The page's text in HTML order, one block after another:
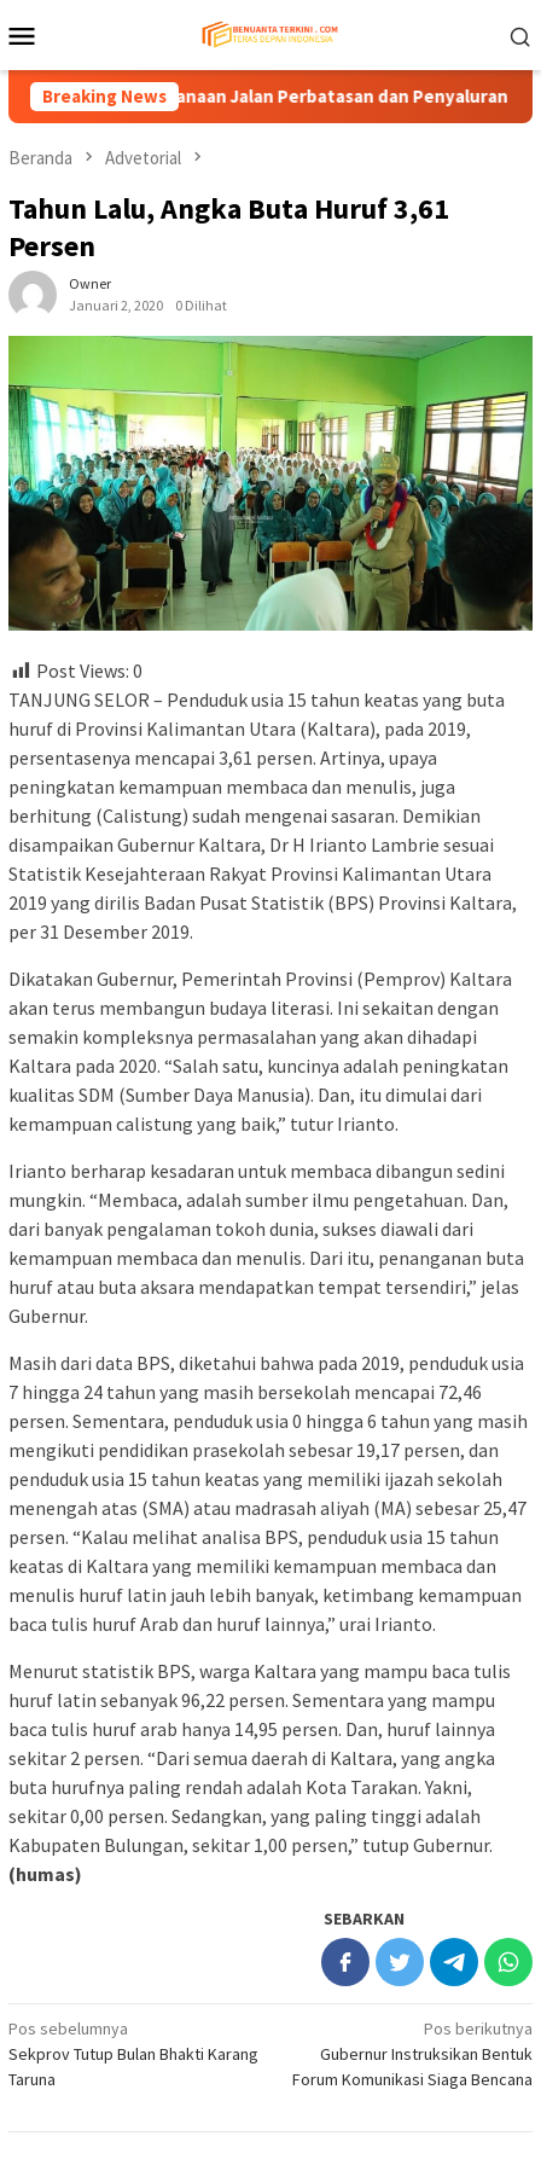
ke
Mobile
Breaking News
Pendanaan Jalan Perbatasan dan Penyaluran DBH
Beranda Advetorial
Tahun Lalu, Angka Buta Huruf 3,61
Persen
Owner
Januari 2, 2020
0 Dilihat
Post Views: 0
TANJUNG SELOR – Penduduk usia 15 tahun keatas yang buta
huruf di Provinsi Kalimantan Utara (Kaltara), pada 2019,
persentasenya mencapai 3,61 persen. Artinya, upaya
peningkatan kemampuan membaca dan menulis, juga
berhitung (Calistung) sudah mengenai sasaran. Demikian
disampaikan Gubernur Kaltara, Dr H Irianto Lambrie sesuai
Statistik Kesejahteraan Rakyat Provinsi Kalimantan Utara
2019 yang dirilis Badan Pusat Statistik (BPS) Provinsi Kaltara,
per 31 Desember 2019.
Dikatakan Gubernur, Pemerintah Provinsi (Pemprov) Kaltara
akan terus membangun budaya literasi. Ini sekaitan dengan
semakin kompleksnya permasalahan yang akan dihadapi
Kaltara pada 2020. “Salah satu, kuncinya adalah peningkatan
kualitas SDM (Sumber Daya Manusia). Dan, itu dimulai dari
kemampuan calistung yang baik,” tutur Irianto.
Irianto berharap kesadaran untuk membaca dibangun sedini
mungkin. “Membaca, adalah sumber ilmu pengetahuan. Dan,
dari banyak pengalaman tokoh dunia, sukses diawali dari
kemampuan membaca dan menulis. Dari itu, penanganan buta
huruf atau buta aksara mendapatkan tempat tersendiri,” jelas
Gubernur.
Masih dari data BPS, diketahui bahwa pada 2019, penduduk usia
7 hingga 24 tahun yang masih bersekolah mencapai 72,46
persen. Sementara, penduduk usia 0 hingga 6 tahun yang masih
mengikuti pendidikan prasekolah sebesar 19,17 persen, dan
penduduk usia 15 tahun keatas yang memiliki ijazah sekolah
menengah atas (SMA) atau madrasah aliyah (MA) sebesar 25,47
persen. “Kalau melihat analisa BPS, penduduk usia 15 tahun
keatas di Kaltara yang memiliki kemampuan membaca dan
menulis huruf latin jauh lebih banyak, ketimbang kemampuan
baca tulis huruf Arab dan huruf lainnya,” urai Irianto.
Menurut statistik BPS, warga Kaltara yang mampu baca tulis
huruf latin sebanyak 96,22 persen. Sementara yang mampu
baca tulis huruf arab hanya 14,95 persen. Dan, huruf lainnya
sekitar 2 persen. “Dari semua daerah di Kaltara, yang angka
buta hurufnya paling rendah adalah Kota Tarakan. Yakni,
sekitar 0,00 persen. Sedangkan, yang paling tinggi adalah
Kabupaten Bulungan, sekitar 1,00 persen,” tutup Gubernur.
(humas)
SEBARKAN
Navigasi
pos
Pos sebelumnya
Sekprov Tutup Bulan Bhakti Karang
Taruna
Pos berikutnya
Gubernur Instruksikan Bentuk
Forum Komunikasi Siaga Bencana